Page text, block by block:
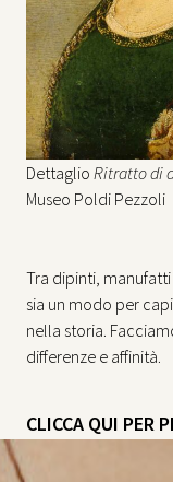
Dettaglio Ritratto di
Museo Poldi Pezzoli
Tra dipinti,
sia un modo per
nella storia.
differenze e affinità.
CLICCA QUI PER